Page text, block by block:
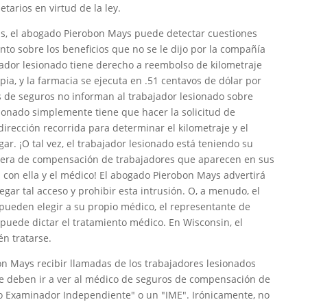
en virtud de la ley.
el abogado Pierobon Mays puede detectar cuestiones
sobre los beneficios que no se le dijo por la compañía
lesionado tiene derecho a reembolso de kilometraje
y la farmacia se ejecuta en .51 centavos de dólar por
de seguros no informan al trabajador lesionado sobre
simplemente tiene que hacer la solicitud de
recorrida para determinar el kilometraje y el
¡O tal vez, el trabajador lesionado está teniendo su
de compensación de trabajadores que aparecen en sus
ella y el médico! El abogado Pierobon Mays advertirá
tal acceso y prohibir esta intrusión. O, a menudo, el
elegir a su propio médico, el representante de
dictar el tratamiento médico. En Wisconsin, el
tratarse.
Mays recibir llamadas de los trabajadores lesionados
deben ir a ver al médico de seguros de compensación de
Independiente" o un "IME". Irónicamente, no